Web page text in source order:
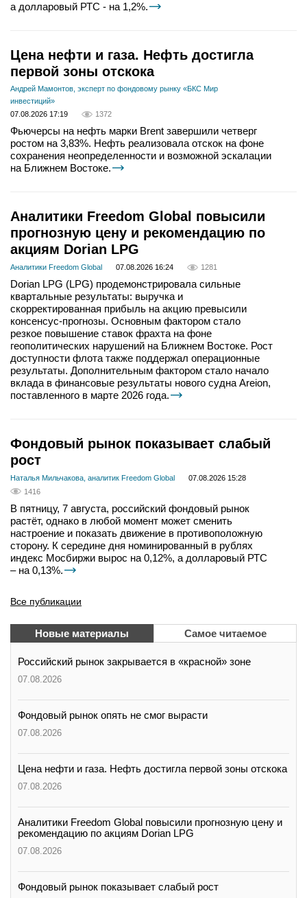
а долларовый РТС - на 1,2%.
Цена нефти и газа. Нефть достигла
первой зоны отскока
Андрей Мамонтов, эксперт по фондовому рынку «БКС Мир
инвестиций»
07.08.2026 17:19
1372
Фьючерсы на нефть марки Brent завершили четверг
ростом на 3,83%. Нефть реализовала отскок на фоне
сохранения неопределенности и возможной эскалации
на Ближнем Востоке.
Аналитики Freedom Global повысили
прогнозную цену и рекомендацию по
акциям Dorian LPG
Аналитики Freedom Global 07.08.2026 16:24 1281
Dorian LPG (LPG) продемонстрировала сильные
квартальные результаты: выручка и
скорректированная прибыль на акцию превысили
консенсус-прогнозы. Основным фактором стало
резкое повышение ставок фрахта на фоне
геополитических нарушений на Ближнем Востоке. Рост
доступности флота также поддержал операционные
результаты. Дополнительным фактором стало начало
вклада в финансовые результаты нового судна Areion,
поставленного в марте 2026 года.
Фондовый рынок показывает слабый
рост
Наталья Мильчакова, аналитик Freedom Global
07.08.2026 15:28
1416
В пятницу, 7 августа, российский фондовый рынок
растёт, однако в любой момент может сменить
настроение и показать движение в противоположную
сторону. К середине дня номинированный в рублях
индекс Мосбиржи вырос на 0,12%, а долларовый РТС
– на 0,13%.
Все публикации
Новые материалы Самое читаемое
Российский рынок закрывается в «красной» зоне
07.08.2026
Фондовый рынок опять не смог вырасти
07.08.2026
Цена нефти и газа. Нефть достигла первой зоны отскока
07.08.2026
Аналитики Freedom Global повысили прогнозную цену и
рекомендацию по акциям Dorian LPG
07.08.2026
Фондовый рынок показывает слабый рост